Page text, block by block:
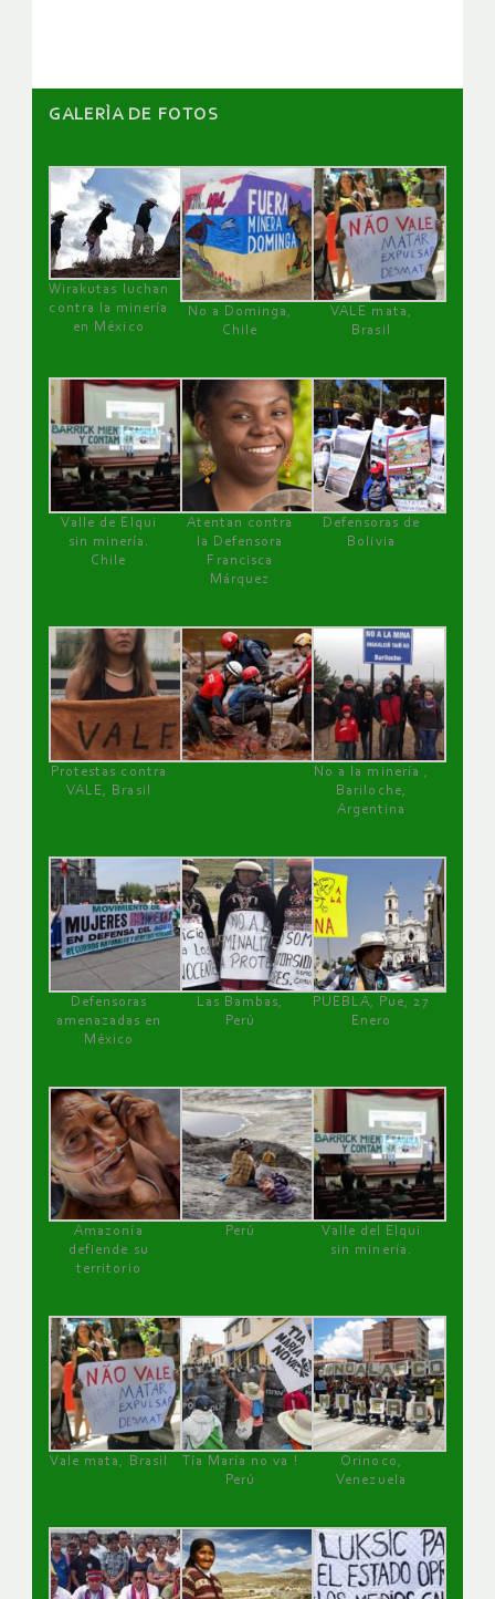
GALERÌA DE FOTOS
Wirakutas luchan
contra la minería
en México
No a Dominga,
Chile
VALE mata,
Brasil
Valle de Elqui
sin minería.
Chile
Atentan contra
la Defensora
Francisca
Márquez
Defensoras de
Bolivia
Protestas contra
VALE, Brasil
No a la minería ,
Bariloche,
Argentina
Defensoras
amenazadas en
México
Las Bambas,
Perú
PUEBLA, Pue, 27
Enero
Amazonía
defiende su
territorio
Perú
Valle del Elqui
sin minería.
Vale mata, Brasil
Tía María no va !
Perú
Orinoco,
Venezuela